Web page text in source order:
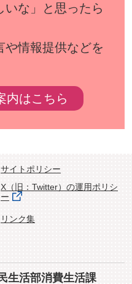
いな」と思ったら
や情報提供などを
内はこちら
サイトポリシー
X（旧：Twitter）の運用ポリシ
ー
リンク集
生活部消費生活課